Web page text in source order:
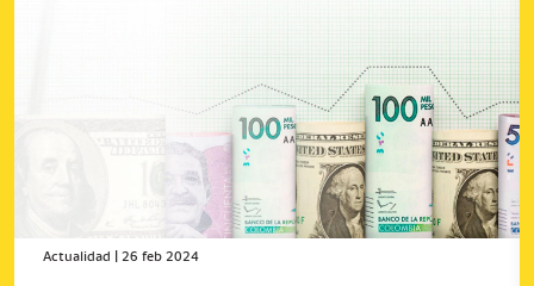
Actualidad 26 feb 2024